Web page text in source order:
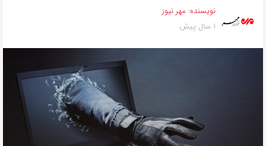
نویسنده: مهر نیوز
1 سال پیش